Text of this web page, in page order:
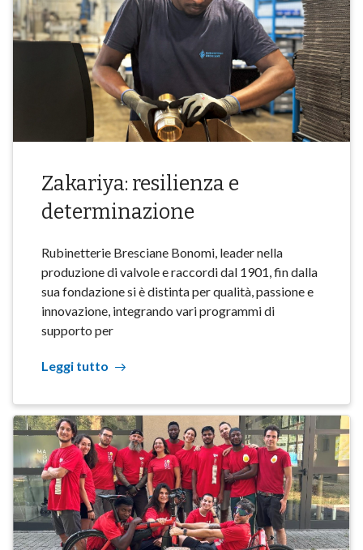
Zakariya: resilienza e
determinazione
Rubinetterie Bresciane Bonomi, leader nella
produzione di valvole e raccordi dal 1901, fin dalla
sua fondazione si è distinta per qualità, passione e
innovazione, integrando vari programmi di
supporto per
Leggi tutto